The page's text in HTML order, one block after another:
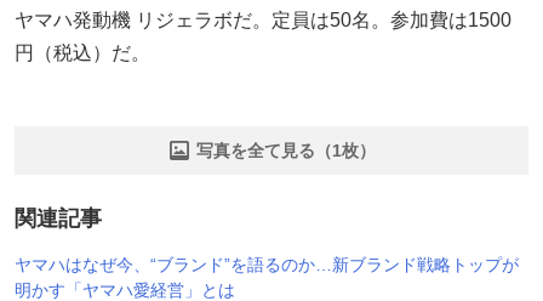
ヤマハ発動機 リジェラボだ。定員は50名。参加費は1500
円（税込）だ。
写真を全て見る（1枚）
関連記事
ヤマハはなぜ今、“ブランド”を語るのか…新ブランド戦略トップが
明かす「ヤマハ愛経営」とは